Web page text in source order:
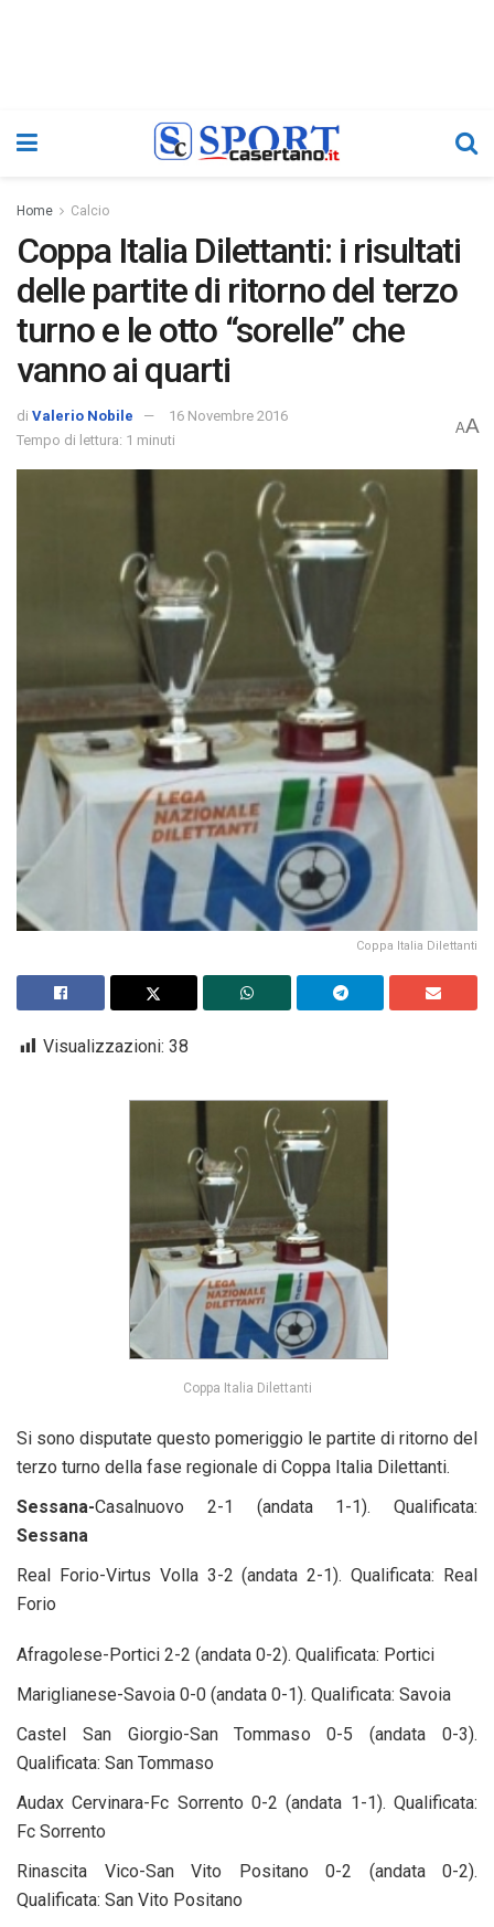
Home Calcio
Coppa Italia Dilettanti: i risultati
delle partite di ritorno del terzo
turno e le otto “sorelle” che
vanno ai quarti
di Valerio Nobile
16 Novembre 2016
Tempo di lettura: 1 minuti
AA
Coppa Italia Dilettanti
Visualizzazioni: 38
Coppa Italia Dilettanti
Si sono disputate questo pomeriggio le partite di ritorno del
terzo turno della fase regionale di Coppa Italia Dilettanti.
Sessana-Casalnuovo 2-1 (andata 1-1). Qualificata:
Sessana
Real Forio-Virtus Volla 3-2 (andata 2-1). Qualificata: Real
Forio
Afragolese-Portici 2-2 (andata 0-2). Qualificata: Portici
Mariglianese-Savoia 0-0 (andata 0-1). Qualificata: Savoia
Castel San Giorgio-San Tommaso 0-5 (andata 0-3).
Qualificata: San Tommaso
Audax Cervinara-Fc Sorrento 0-2 (andata 1-1). Qualificata:
Fc Sorrento
Rinascita Vico-San Vito Positano 0-2 (andata 0-2).
Qualificata: San Vito Positano